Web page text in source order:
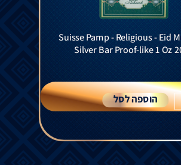
Suisse Pamp - Religious - Eid
Silver Bar Proof-like 1 Oz
הוספה לסל